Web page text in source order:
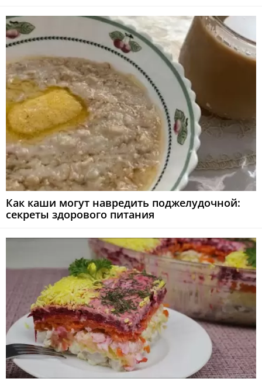
Как каши могут навредить поджелудочной:
секреты здорового питания